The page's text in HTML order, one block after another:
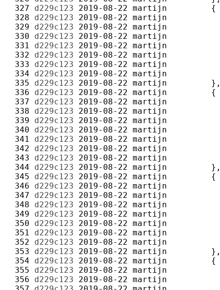
327 d229c123 2019-08-22 martijn
328 d229c123 2019-08-22 martijn
329 d229c123 2019-08-22 martijn
330 d229c123 2019-08-22 martijn
331 d229c123 2019-08-22 martijn
332 d229c123 2019-08-22 martijn
333 d229c123 2019-08-22 martijn
334 d229c123 2019-08-22 martijn
335 d229c123 2019-08-22 martijn
336 d229c123 2019-08-22 martijn
337 d229c123 2019-08-22 martijn
338 d229c123 2019-08-22 martijn
339 d229c123 2019-08-22 martijn
340 d229c123 2019-08-22 martijn
341 d229c123 2019-08-22 martijn
342 d229c123 2019-08-22 martijn
343 d229c123 2019-08-22 martijn
344 d229c123 2019-08-22 martijn
345 d229c123 2019-08-22 martijn
346 d229c123 2019-08-22 martijn
347 d229c123 2019-08-22 martijn
348 d229c123 2019-08-22 martijn
349 d229c123 2019-08-22 martijn
350 d229c123 2019-08-22 martijn
351 d229c123 2019-08-22 martijn
352 d229c123 2019-08-22 martijn
353 d229c123 2019-08-22 martijn
354 d229c123 2019-08-22 martijn
355 d229c123 2019-08-22 martijn
356 d229c123 2019-08-22 martijn